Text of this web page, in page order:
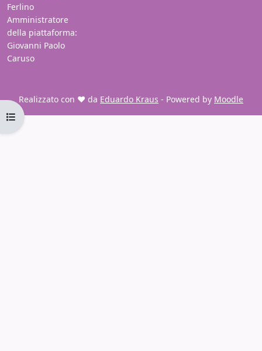
Apri indice del corso
Ferlino
Amministratore
della piattaforma:
Giovanni Paolo
Caruso
Realizzato con ❤️ da Eduardo Kraus - Powered by Moodle